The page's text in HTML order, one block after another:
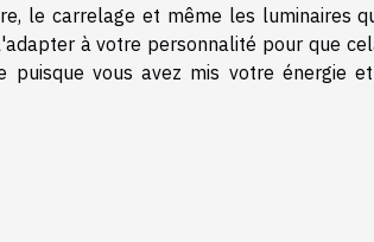
le carrelage et même les luminaires
à votre personnalité pour que
puisque vous avez mis votre énergie